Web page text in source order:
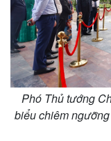
Phó Thủ tướng
biểu chiêm